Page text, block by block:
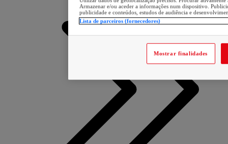
Armazenar e/ou aceder a informações num dispositivo.
publicidade e conteúdos, estudos de audiência e
Lista de parceiros (fornecedores)
Mostrar finalidades